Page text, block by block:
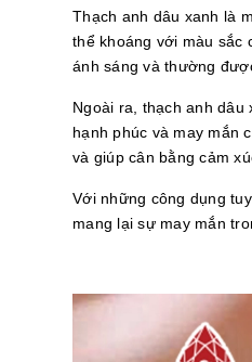
Thạch anh dâu xanh là
thể khoáng với màu sắc
ánh sáng và thường
Ngoài ra, thạch anh
hạnh phúc và may mắn
và giúp cân bằng cảm
Với những công dụng
mang lại sự may mắn